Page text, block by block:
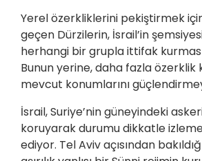
Yerel özerkliklerini pekiştirmek
geçen Dürzilerin, İsrail’in
herhangi bir grupla ittifak
Bunun yerine, daha fazla özerklik
mevcut konumlarını
İsrail, Suriye’nin güneyindeki askeri
koruyarak durumu dikkatle
ediyor. Tel Aviv açısından